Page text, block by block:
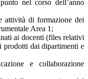
nel corso dell’anno
attività di formazione dei
Area 1;
ai docenti (files relativi
prodotti dai dipartimenti e
e collaborazione